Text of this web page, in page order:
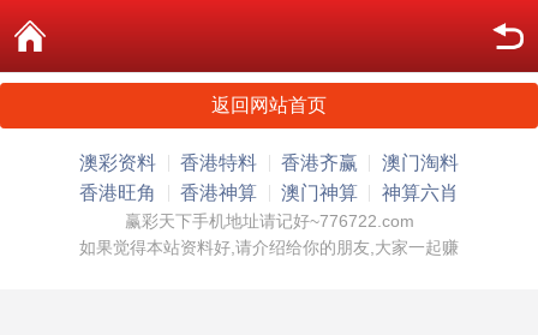
返回网站首页
澳彩资料 香港特料 香港齐赢
澳门淘料
香港旺角
香港神算 澳门神算 神算六肖
赢彩天下手机地址请记好~776722.com
如果觉得本站资料好,请介绍给你的朋友,大家一起赚